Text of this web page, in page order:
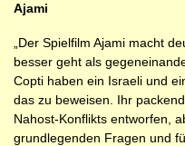
Ajami
„Der Spielfilm Ajami macht
besser geht als
Copti haben ein Israeli und
das zu beweisen. Ihr
Nahost-Konflikts entworfen,
grundlegenden Fragen und